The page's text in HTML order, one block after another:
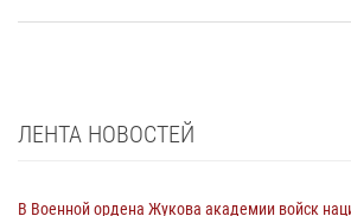
ЛЕНТА НОВОСТЕЙ
В Военной ордена Жукова академии войск